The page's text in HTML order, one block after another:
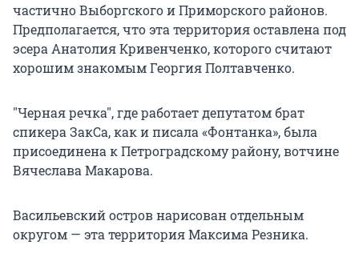
частично Выборгского и Приморского районов.
Предполагается, что эта территория оставлена под
эсера Анатолия Кривенченко, которого считают
хорошим знакомым Георгия Полтавченко.
"Черная речка", где работает депутатом брат
спикера ЗакСа, как и писала «Фонтанка», была
присоединена к Петроградскому району, вотчине
Вячеслава Макарова.
Васильевский остров нарисован отдельным
округом — эта территория Максима Резника.